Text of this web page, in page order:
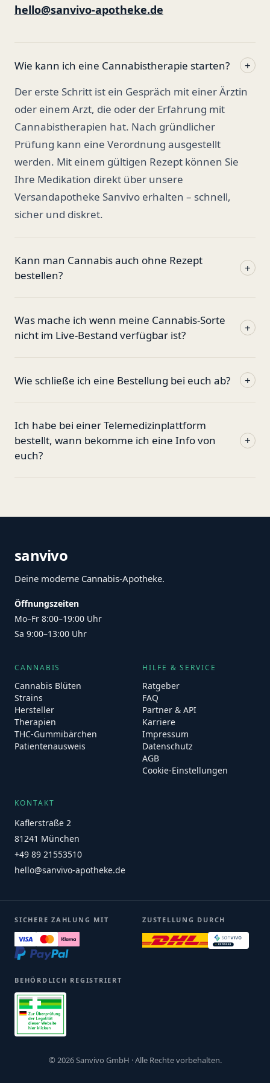
hello@sanvivo-apotheke.de
Wie kann ich eine Cannabistherapie starten?
+
Der erste Schritt ist ein Gespräch mit einer Ärztin
oder einem Arzt, die oder der Erfahrung mit
Cannabistherapien hat. Nach gründlicher
Prüfung kann eine Verordnung ausgestellt
werden. Mit einem gültigen Rezept können Sie
Ihre Medikation direkt über unsere
Versandapotheke Sanvivo erhalten – schnell,
sicher und diskret.
Kann man Cannabis auch ohne Rezept
bestellen?
+
Was mache ich wenn meine Cannabis-Sorte
nicht im Live-Bestand verfügbar ist?
+
Wie schließe ich eine Bestellung bei euch ab? +
Ich habe bei einer Telemedizinplattform
bestellt, wann bekomme ich eine Info von
euch?
+
sanvivo
Deine moderne Cannabis-Apotheke.
Öffnungszeiten
Mo–Fr 8:00–19:00 Uhr
Sa 9:00–13:00 Uhr
CANNABIS
Cannabis Blüten
Strains
Hersteller
Therapien
THC-Gummibärchen
Patientenausweis
HILFE & SERVICE
Ratgeber
FAQ
Partner & API
Karriere
Impressum
Datenschutz
AGB
Cookie-Einstellungen
KONTAKT
Kaflerstraße 2
81241 München
+49 89 21553510
hello@sanvivo-apotheke.de
SICHERE ZAHLUNG MIT ZUSTELLUNG DURCH
BEHÖRDLICH REGISTRIERT
© 2026 Sanvivo GmbH · Alle Rechte vorbehalten.